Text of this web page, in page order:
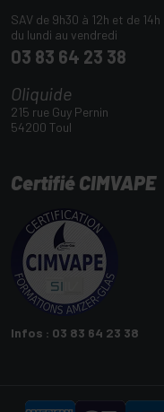
SAV de 9h30 à 12h et de 14h
du lundi au vendredi
03 83 64 23 38
Oliquide
215 rue Guy Pernin
54200 Toul
Certifié CIMVAPE
Infos : 03 83 64 23 38